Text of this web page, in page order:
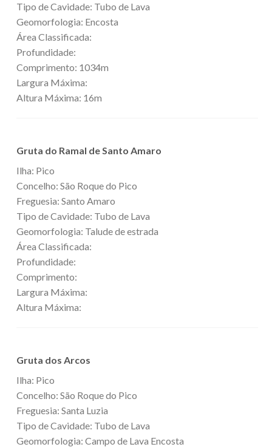
Tipo de Cavidade: Tubo de Lava
Geomorfologia: Encosta
Área Classificada:
Profundidade:
Comprimento: 1034m
Largura Máxima:
Altura Máxima: 16m
Gruta do Ramal de Santo Amaro
Ilha: Pico
Concelho: São Roque do Pico
Freguesia: Santo Amaro
Tipo de Cavidade: Tubo de Lava
Geomorfologia: Talude de estrada
Área Classificada:
Profundidade:
Comprimento:
Largura Máxima:
Altura Máxima:
Gruta dos Arcos
Ilha: Pico
Concelho: São Roque do Pico
Freguesia: Santa Luzia
Tipo de Cavidade: Tubo de Lava
Geomorfologia: Campo de Lava Encosta